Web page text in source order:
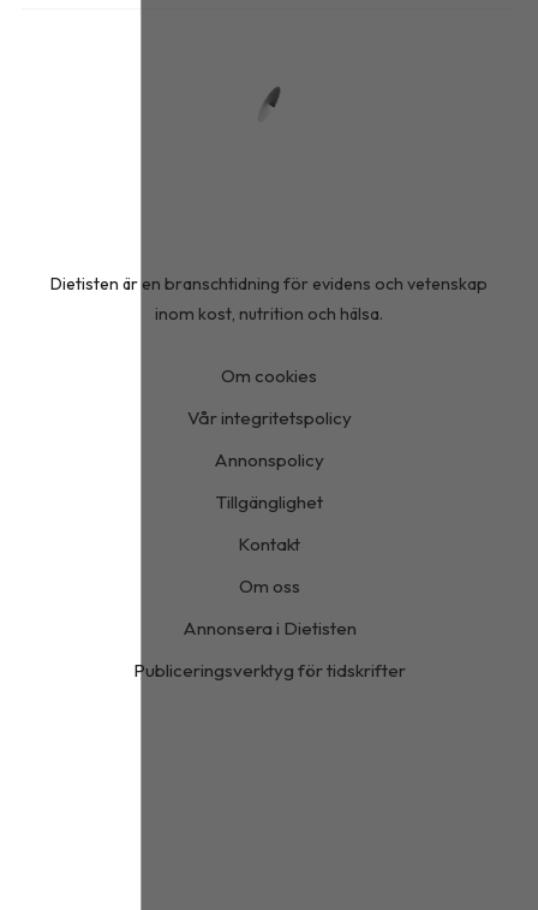
Dietisten är en branschtidning för evidens och vetenskap
inom kost, nutrition och hälsa.
Om cookies
Vår integritetspolicy
Annonspolicy
Tillgänglighet
Kontakt
Om oss
Annonsera i Dietisten
Publiceringsverktyg för tidskrifter